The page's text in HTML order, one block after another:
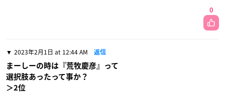
0
2023年2月1日 at 12:44 AM 返信
まーしーの時は『荒牧慶彦』って
選択肢あったって事か？
＞2位